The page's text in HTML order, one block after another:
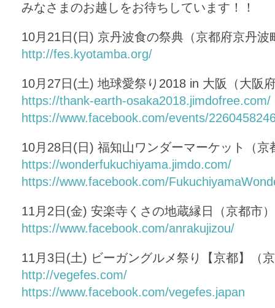
みなさまのお越しをお待ちしています！！
10月21日(日) 京丹波食の祭典（京都府京丹波
http://fes.kyotamba.org/
10月27日(土) 地球愛祭り2018 in 大阪（大阪
https://thank-earth-osaka2018.jimdofree.com/
https://www.facebook.com/events/
10月28日(日) 福知山ワンダーマーケット（京
https://wonderfukuchiyama.jimdo.com/
https://www.facebook.com/
11月2日(金) 安楽寺くさの地蔵縁日（京都市）
https://www.facebook.com/anrakujizou/
11月3日(土) ビーガングルメ祭り【京都】（
http://vegefes.com/
https://www.facebook.com/vegefes.japan